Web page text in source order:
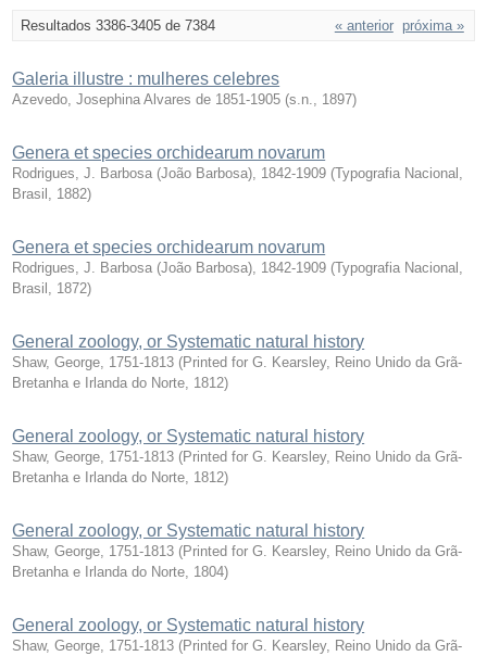
Resultados 3386-3405 de 7384 « anterior próxima »
Galeria illustre : mulheres celebres
Azevedo, Josephina Alvares de 1851-1905 (s.n. 1897)
Genera et species orchidearum novarum
Rodrigues, J. Barbosa (João Barbosa), 1842-1909 (Typografia Nacional,
Brasil
1882)
Genera et species orchidearum novarum
Rodrigues, J. Barbosa (João Barbosa), 1842-1909 (Typografia Nacional,
Brasil
1872)
General zoology, or Systematic natural history
Shaw, George, 1751-1813 (Printed for G. Kearsley, Reino Unido da Grã-
Bretanha e Irlanda do Norte 1812)
General zoology, or Systematic natural history
Shaw, George, 1751-1813 (Printed for G. Kearsley, Reino Unido da Grã-
Bretanha e Irlanda do Norte 1812)
General zoology, or Systematic natural history
Shaw, George, 1751-1813 (Printed for G. Kearsley, Reino Unido da Grã-
Bretanha e Irlanda do Norte 1804)
General zoology, or Systematic natural history
Shaw, George, 1751-1813 (Printed for G. Kearsley, Reino Unido da Grã-